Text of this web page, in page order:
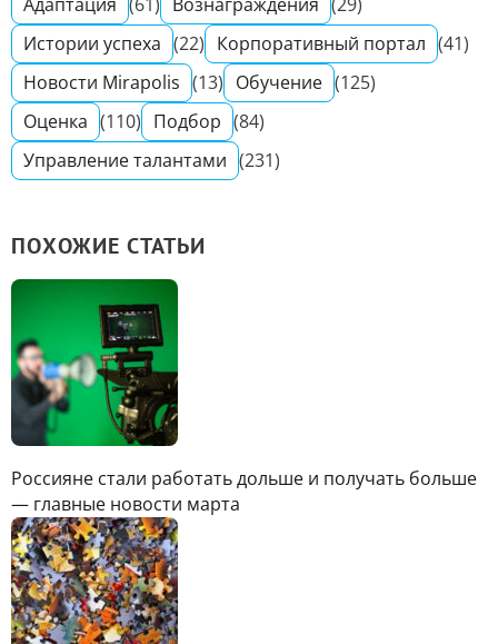
Истории успеха (22) Корпоративный портал (41)
Новости Mirapolis (13) Обучение (125)
Оценка (110) Подбор (84)
Управление талантами (231)
ПОХОЖИЕ СТАТЬИ
Россияне стали работать дольше и получать больше
— главные новости марта